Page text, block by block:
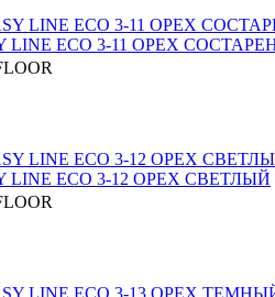
LINE ЕСО 3-11 ОРЕХ
LINE ЕСО 3-12 ОРЕХ СВЕТЛЫЙ